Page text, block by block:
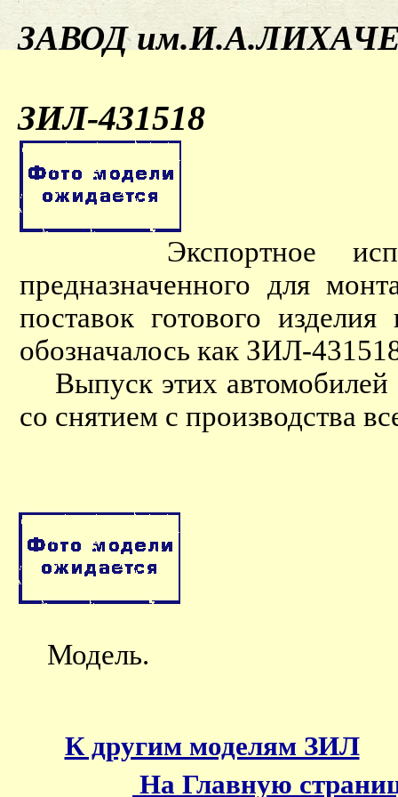
ЗАВОД
ЗИЛ-431518
Экспортное
предназначенного для
поставок готового
обозначалось как ЗИЛ-
Выпуск этих автомобилей
со снятием с производства
Модель.
К другим моделям ЗИЛ
На Главную